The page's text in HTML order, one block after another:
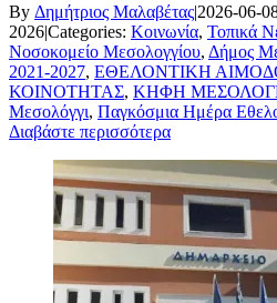
By Δημήτριος Μαλαβέτας|2026-06-
2026|Categories: Κοινωνία, Τοπικά
Νοσοκομείο Μεσολογγίου, Δήμος
2021-2027, ΕΘΕΛΟΝΤΙΚΗ
ΚΟΙΝΟΤΗΤΑΣ, ΚΗΦΗ
Μεσολόγγι, Παγκόσμια Ημέρα
Διαβάστε περισσότερα